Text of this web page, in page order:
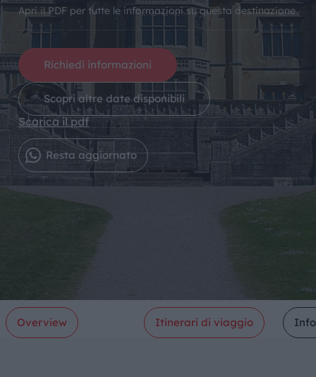
Apri il PDF per tutte le informazioni su questa destinazione
Richiedi informazioni
Scopri altre date disponibili
Scarica il pdf
Resta aggiornato
Overview Itinerari di viaggio